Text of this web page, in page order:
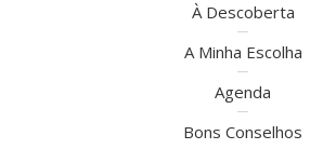
À Descoberta
A Minha Escolha
Agenda
Bons Conselhos